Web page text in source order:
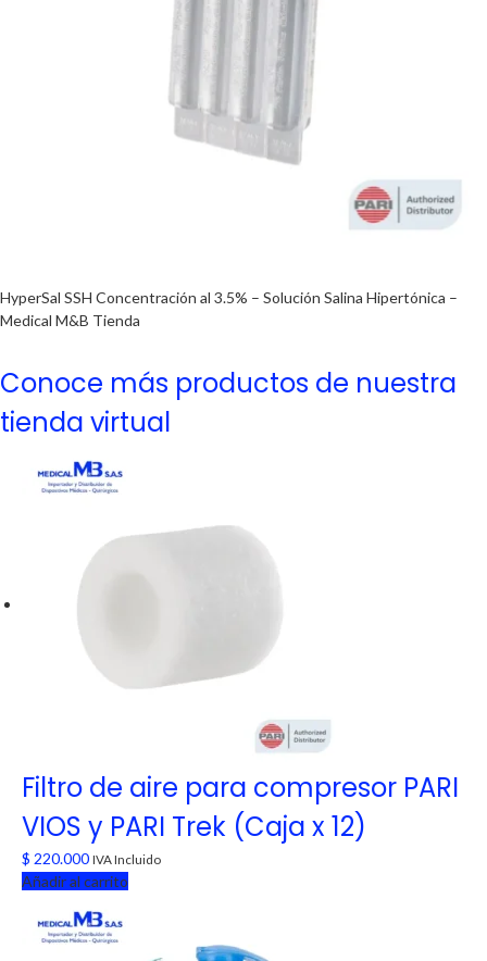
HyperSal SSH Concentración al 3.5% – Solución Salina Hipertónica –
Medical M&B Tienda
Conoce más productos de nuestra
tienda virtual
Filtro de aire para compresor PARI
VIOS y PARI Trek (Caja x 12)
$ 220.000 IVA Incluido
Añadir al carrito